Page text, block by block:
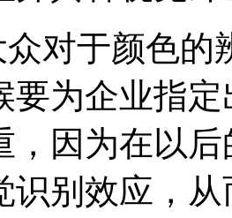
众对于颜色
要为企业指
，因为在以
识别效应，